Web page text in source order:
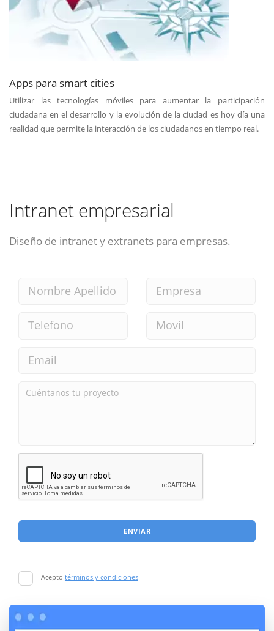
Apps para smart cities
Utilizar las tecnologías móviles para aumentar la participación
ciudadana en el desarrollo y la evolución de la ciudad es hoy día una
realidad que permite la interacción de los ciudadanos en tiempo real.
Intranet empresarial
Diseño de intranet y extranets para empresas.
ENVIAR
Acepto términos y condiciones